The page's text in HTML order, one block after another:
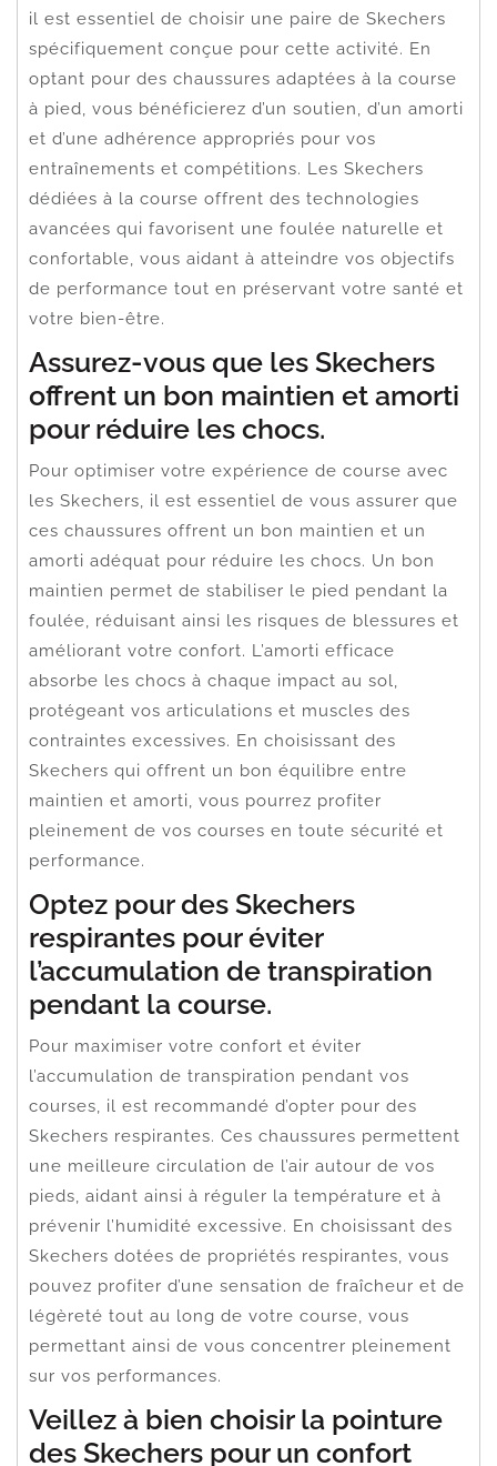
il est essentiel de choisir une paire de Skechers
spécifiquement conçue pour cette activité. En
optant pour des chaussures adaptées à la course
à pied, vous bénéficierez d’un soutien, d’un amorti
et d’une adhérence appropriés pour vos
entraînements et compétitions. Les Skechers
dédiées à la course offrent des technologies
avancées qui favorisent une foulée naturelle et
confortable, vous aidant à atteindre vos objectifs
de performance tout en préservant votre santé et
votre bien-être.
Assurez-vous que les Skechers
offrent un bon maintien et amorti
pour réduire les chocs.
Pour optimiser votre expérience de course avec
les Skechers, il est essentiel de vous assurer que
ces chaussures offrent un bon maintien et un
amorti adéquat pour réduire les chocs. Un bon
maintien permet de stabiliser le pied pendant la
foulée, réduisant ainsi les risques de blessures et
améliorant votre confort. L’amorti efficace
absorbe les chocs à chaque impact au sol,
protégeant vos articulations et muscles des
contraintes excessives. En choisissant des
Skechers qui offrent un bon équilibre entre
maintien et amorti, vous pourrez profiter
pleinement de vos courses en toute sécurité et
performance.
Optez pour des Skechers
respirantes pour éviter
l’accumulation de transpiration
pendant la course.
Pour maximiser votre confort et éviter
l’accumulation de transpiration pendant vos
courses, il est recommandé d’opter pour des
Skechers respirantes. Ces chaussures permettent
une meilleure circulation de l’air autour de vos
pieds, aidant ainsi à réguler la température et à
prévenir l’humidité excessive. En choisissant des
Skechers dotées de propriétés respirantes, vous
pouvez profiter d’une sensation de fraîcheur et de
légèreté tout au long de votre course, vous
permettant ainsi de vous concentrer pleinement
sur vos performances.
Veillez à bien choisir la pointure
des Skechers pour un confort